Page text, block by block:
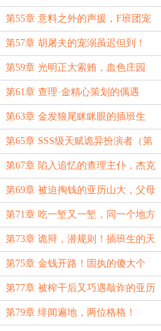
第55章 意料之外的声援，F班团宠
初养成
第57章 胡屠夫的宠溺虽迟但到！
第59章 光明正大索贿，血色庄园
第61章 查理·金精心策划的偶遇
第63章 金发狼尾眯眯眼的插班生
（第二更）
第65章 SSS级天赋诡异扮演者（第
四更）
第67章 陷入追忆的查理主仆，杰克
的好主意！
第69章 被迫掏钱的亚历山大，父母
上门！（第四更）
第71章 吃一堑又一堑，同一个地方
跌倒三次！
第73章 诡辩，潜规则！插班生的天
差地别
第75章 金钱开路！固执的傻大个
第77章 被榨干后又巧遇敲诈的亚历
山大！糊弄差事
第79章 绯闻遍地，两位格格！